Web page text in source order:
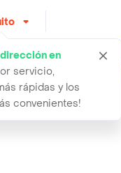
en
servicio,
rápidas y los
convenientes!
unas en gel top co